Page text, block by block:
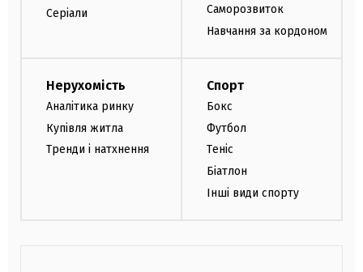
Серіали
Саморозвиток
Навчання за кордоном
Нерухомість
Аналітика ринку
Купівля житла
Тренди і натхнення
Спорт
Бокс
Футбол
Теніс
Біатлон
Інші види спорту